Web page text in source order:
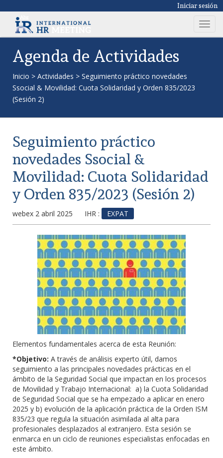
Iniciar sesión
T
o
v
i
Agenda de Actividades
Inicio > Actividades > Seguimiento práctico novedades
Ssocial & Movilidad: Cuota Solidaridad y Orden 835/2023
(Sesión 2)
Seguimiento práctico
novedades Ssocial &
Movilidad: Cuota Solidaridad
y Orden 835/2023 (Sesión 2)
webex 2 abril 2025 IHR : EXPAT
Elementos fundamentales acerca de esta Reunión:
*Objetivo: A través de análisis experto útil, damos
seguimiento a las principales novedades prácticas en el
ámbito de la Seguridad Social que impactan en los procesos
de Movilidad y Trabajo Internacional: a) la Cuota Solidaridad
de Seguridad Social que se ha empezado a aplicar en enero
2025 y b) evolución de la aplicación práctica de la Orden ISM
835/23 que regula la situación asimilada al alta para
profesionales desplazados al extranjero. Esta sesión se
enmarca en un ciclo de reuniones especialistas enfocadas en
este ámbito.